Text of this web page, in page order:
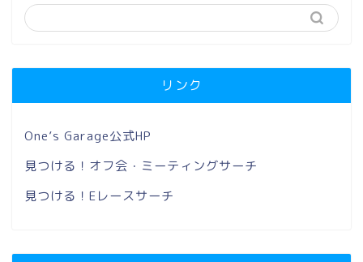
リンク
One’s Garage公式HP
見つける！オフ会・ミーティングサーチ
見つける！Eレースサーチ